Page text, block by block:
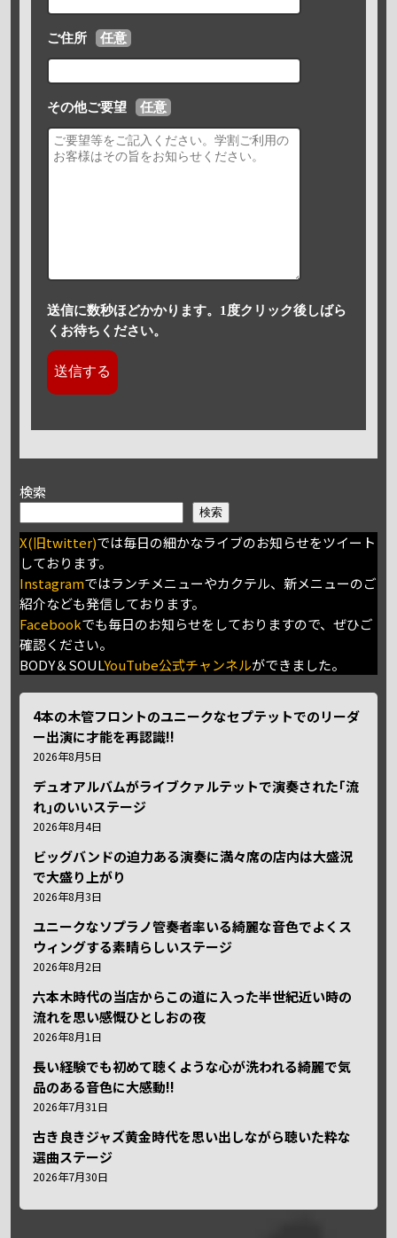
ご住所 任意
その他ご要望 任意
送信に数秒ほどかかります。1度クリック後しばら
くお待ちください。
検索
検索
X(旧twitter)では毎日の細かなライブのお知らせをツイート
しております。
Instagramではランチメニューやカクテル、新メニューのご
紹介なども発信しております。
Facebookでも毎日のお知らせをしておりますので、ぜひご
確認ください。
BODY＆SOULYouTube公式チャンネルができました。
4本の木管フロントのユニークなセプテットでのリーダ
ー出演に才能を再認識!!
2026年8月5日
デュオアルバムがライブクァルテットで演奏された｢流
れ｣のいいステージ
2026年8月4日
ビッグバンドの迫力ある演奏に満々席の店内は大盛況
で大盛り上がり
2026年8月3日
ユニークなソプラノ管奏者率いる綺麗な音色でよくス
ウィングする素晴らしいステージ
2026年8月2日
六本木時代の当店からこの道に入った半世紀近い時の
流れを思い感慨ひとしおの夜
2026年8月1日
長い経験でも初めて聴くような心が洗われる綺麗で気
品のある音色に大感動!!
2026年7月31日
古き良きジャズ黄金時代を思い出しながら聴いた粋な
選曲ステージ
2026年7月30日